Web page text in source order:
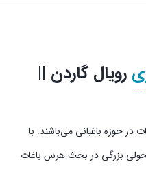
رویال گاردن ||
در حوزه باغبانی می‌باشند. با
تحولی بزرگی در بحث هرس باغات